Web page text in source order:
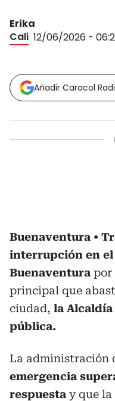
Erika
Cali 12/06/2026 -
Añadir Caracol
Buenaventura
interrupción en el
Buenaventura por
principal que
ciudad, la
pública.
La
emergencia
respuesta y que